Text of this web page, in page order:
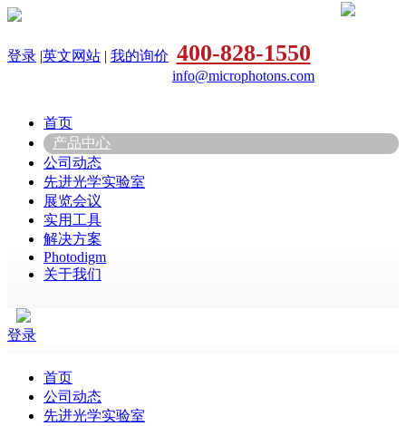
登录 |英文网站 | 我的询价 400-828-1550
info@microphotons.com
首页
产品中心
公司动态
先进光学实验室
展览会议
实用工具
解决方案
Photodigm
关于我们
登录
首页
公司动态
先进光学实验室